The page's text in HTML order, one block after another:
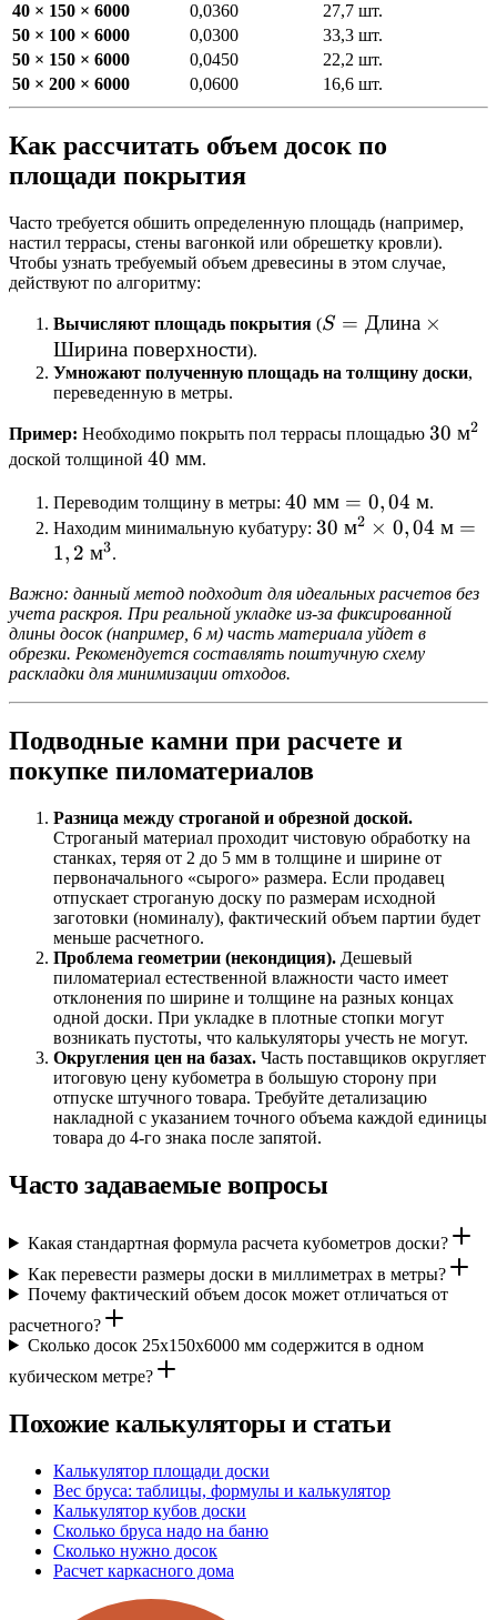
40 × 150 × 6000 0,0360
27,7 шт.
50 × 100 × 6000
0,0300
33,3 шт.
50 × 150 × 6000
0,0450
22,2 шт.
50 × 200 × 6000
0,0600 16,6 шт.
Как рассчитать объем досок по
площади покрытия
Часто требуется обшить определенную площадь (например,
настил террасы, стены вагонкой или обрешетку кровли).
Чтобы узнать требуемый объем древесины в этом случае,
действуют по алгоритму:
Вычисляют площадь покрытия (S =
\times
поверхности}
S = Длина ×
Ширина поверхности).
Умножают полученную площадь на толщину доски,
переведенную в метры.
Пример: Необходимо покрыть пол террасы площадью 30
30 м2
доской толщиной 40
мм}
40 мм.
Переводим толщину в метры: 40
\text{
0,04
\text{
м}
40 мм = 0,04 м.
Находим минимальную кубатуру: 30
\times
0,04
\text{
1,2
\text{
м}^3
30 м2 × 0,04 м =
1, 2 м3.
Важно: данный метод подходит для идеальных расчетов без
учета раскроя. При реальной укладке из-за фиксированной
длины досок (например, 6 м) часть материала уйдет в
обрезки. Рекомендуется составлять поштучную схему
раскладки для минимизации отходов.
Подводные камни при расчете и
покупке пиломатериалов
Разница между строганой и обрезной доской.
Строганый материал проходит чистовую обработку на
станках, теряя от 2 до 5 мм в толщине и ширине от
первоначального «сырого» размера. Если продавец
отпускает строганую доску по размерам исходной
заготовки (номиналу), фактический объем партии будет
меньше расчетного.
Проблема геометрии (некондиция). Дешевый
пиломатериал естественной влажности часто имеет
отклонения по ширине и толщине на разных концах
одной доски. При укладке в плотные стопки могут
возникать пустоты, что калькуляторы учесть не могут.
Округления цен на базах. Часть поставщиков округляет
итоговую цену кубометра в большую сторону при
отпуске штучного товара. Требуйте детализацию
накладной с указанием точного объема каждой единицы
товара до 4-го знака после запятой.
Часто задаваемые вопросы
Какая стандартная формула расчета кубометров доски?
Как перевести размеры доски в миллиметрах в метры?
Почему фактический объем досок может отличаться от
расчетного?
Сколько досок 25х150х6000 мм содержится в одном
кубическом метре?
Похожие калькуляторы и статьи
Калькулятор площади доски
Вес бруса: таблицы, формулы и калькулятор
Калькулятор кубов доски
Сколько бруса надо на баню
Сколько нужно досок
Расчет каркасного дома